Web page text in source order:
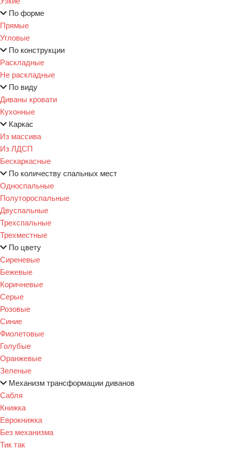
По форме
Прямые
Угловые
По конструкции
Раскладные
Не раскладные
По виду
Диваны кровати
Кухонные
Каркас
Из массива
Из ЛДСП
Бескаркасные
По количеству спальных мест
Односпальные
Полутороспальные
Двуспальные
Трехспальные
Трехместные
По цвету
Сиреневые
Бежевые
Коричневые
Серые
Розовые
Синие
Фиолетовые
Голубые
Оранжевые
Зеленые
Механизм трансформации диванов
Сабля
Книжка
Еврокнижка
Без механизма
Тик так